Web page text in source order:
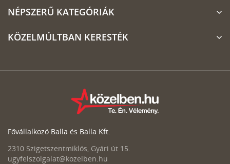
NÉPSZERŰ KATEGÓRIÁK
KÖZELMÚLTBAN KERESTÉK
Fővállalkozó Balla és Balla Kft.
2310 Szigetszentmiklós, Gyári út 15.
ugyfelszolgalat@kozelben.hu